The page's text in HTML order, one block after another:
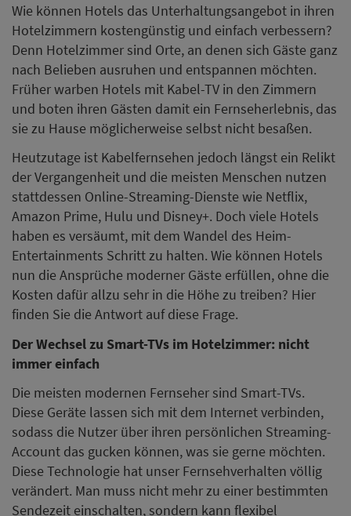
Wie können Hotels das Unterhaltungsangebot in ihren
Hotelzimmern kostengünstig und einfach verbessern?
Denn Hotelzimmer sind Orte, an denen sich Gäste ganz
nach Belieben ausruhen und entspannen möchten.
Früher warben Hotels mit Kabel-TV in den Zimmern
und boten ihren Gästen damit ein Fernseherlebnis, das
sie zu Hause möglicherweise selbst nicht besaßen.
Heutzutage ist Kabelfernsehen jedoch längst ein Relikt
der Vergangenheit und die meisten Menschen nutzen
stattdessen Online-Streaming-Dienste wie Netflix,
Amazon Prime, Hulu und Disney+. Doch viele Hotels
haben es versäumt, mit dem Wandel des Heim-
Entertainments Schritt zu halten. Wie können Hotels
nun die Ansprüche moderner Gäste erfüllen, ohne die
Kosten dafür allzu sehr in die Höhe zu treiben? Hier
finden Sie die Antwort auf diese Frage.
Der Wechsel zu Smart-TVs im Hotelzimmer: nicht
immer einfach
Die meisten modernen Fernseher sind Smart-TVs.
Diese Geräte lassen sich mit dem Internet verbinden,
sodass die Nutzer über ihren persönlichen Streaming-
Account das gucken können, was sie gerne möchten.
Diese Technologie hat unser Fernsehverhalten völlig
verändert. Man muss nicht mehr zu einer bestimmten
Sendezeit einschalten, sondern kann flexibel